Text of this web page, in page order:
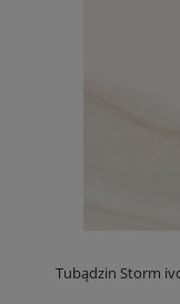
Tubądzin Storm